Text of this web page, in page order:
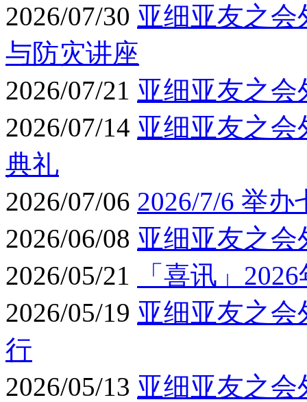
2026/07/30 亚细亚友之
与防灾讲座
2026/07/21 亚细亚友之
2026/07/14 亚细亚友之会
典礼
2026/07/06 2026/7/6 举办
2026/06/08 亚细亚友之
2026/05/21
「喜讯」
2026/05/19 亚细亚友之
行
2026/05/13 亚细亚友之